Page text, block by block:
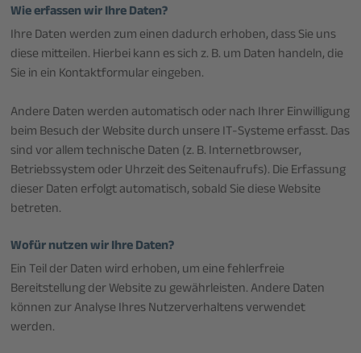
Wie erfassen wir Ihre Daten?
Ihre Daten werden zum einen dadurch erhoben, dass Sie uns
diese mitteilen. Hierbei kann es sich z. B. um Daten handeln, die
Sie in ein Kontaktformular eingeben.
Andere Daten werden automatisch oder nach Ihrer Einwilligung
beim Besuch der Website durch unsere IT-Systeme erfasst. Das
sind vor allem technische Daten (z. B. Internetbrowser,
Betriebssystem oder Uhrzeit des Seitenaufrufs). Die Erfassung
dieser Daten erfolgt automatisch, sobald Sie diese Website
betreten.
Wofür nutzen wir Ihre Daten?
Ein Teil der Daten wird erhoben, um eine fehlerfreie
Bereitstellung der Website zu gewährleisten. Andere Daten
können zur Analyse Ihres Nutzerverhaltens verwendet
werden.